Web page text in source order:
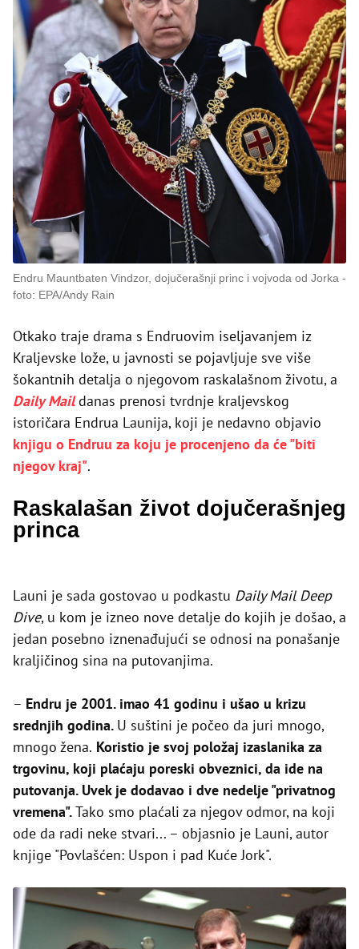
Endru Mauntbaten Vindzor, dojučerašnji princ i vojvoda od Jorka
foto: EPA/Andy Rain
Otkako traje drama s Endruovim iseljavanjem iz
Kraljevske lože, u javnosti se pojavljuje sve više
šokantnih detalja o njegovom raskalašnom životu, a
Daily Mail danas prenosi tvrdnje kraljevskog
istoričara Endrua Launija, koji je nedavno objavio
knjigu o Endruu za koju je procenjeno da će "biti
njegov kraj".
Raskalašan život dojučerašnjeg
princa
Launi je sada gostovao u podkastu Daily Mail Deep
Dive, u kom je izneo nove detalje do kojih je došao, a
jedan posebno iznenađujući se odnosi na ponašanje
kraljičinog sina na putovanjima.
– Endru je 2001. imao 41 godinu i ušao u krizu
srednjih godina. U suštini je počeo da juri mnogo,
mnogo žena. Koristio je svoj položaj izaslanika za
trgovinu, koji plaćaju poreski obveznici, da ide na
putovanja. Uvek je dodavao i dve nedelje "privatnog
vremena".Tako smo plaćali za njegov odmor, na koji
ode da radi neke stvari... – objasnio je Launi, autor
knjige "Povlašćen: Uspon i pad Kuće Jork".